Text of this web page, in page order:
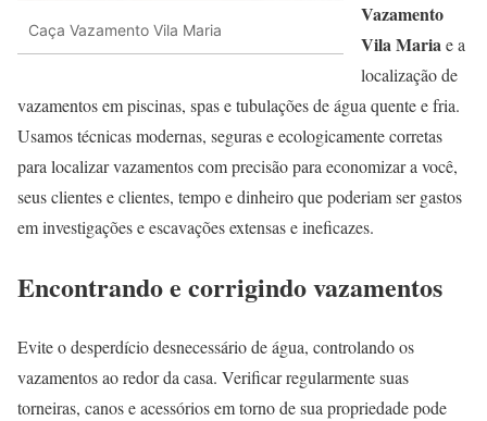
Caça Vazamento Vila Maria
Vazamento
Vila Mariae a
localização de
vazamentos em piscinas, spas e tubulações de água quente e fria.
Usamos técnicas modernas, seguras e ecologicamente corretas
para localizar vazamentos com precisão para economizar a você,
seus clientes e clientes, tempo e dinheiro que poderiam ser gastos
em investigações e escavações extensas e ineficazes.
Encontrando e corrigindo vazamentos
Evite o desperdício desnecessário de água, controlando os
vazamentos ao redor da casa. Verificar regularmente suas
torneiras, canos e acessórios em torno de sua propriedade pode